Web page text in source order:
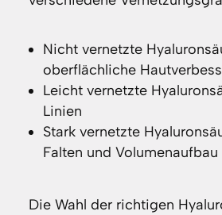
Nicht vernetzte
oberflächliche
Leicht vernetzte
Linien
Stark vernetzte
Falten und Volumenaufbau
Die Wahl der richtigen